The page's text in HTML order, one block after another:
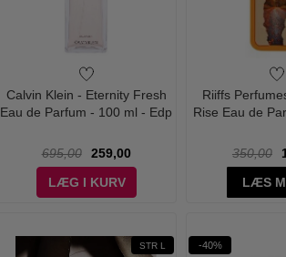
Calvin Klein - Eternity Fresh
Eau de Parfum - 100 ml - Edp
695,00
259,00
LÆG I KURV
Riiffs
Rise Eau de
350,00
LÆS
STR L -40%